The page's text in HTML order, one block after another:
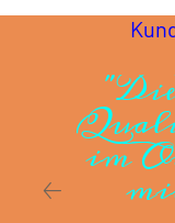
im